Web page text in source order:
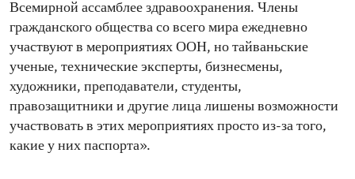
Всемирной ассамблее здравоохранения. Члены
гражданского общества со всего мира ежедневно
участвуют в мероприятиях ООН, но тайваньские
ученые, технические эксперты, бизнесмены,
художники, преподаватели, студенты,
правозащитники и другие лица лишены возможности
участвовать в этих мероприятиях просто из-за того,
какие у них паспорта».